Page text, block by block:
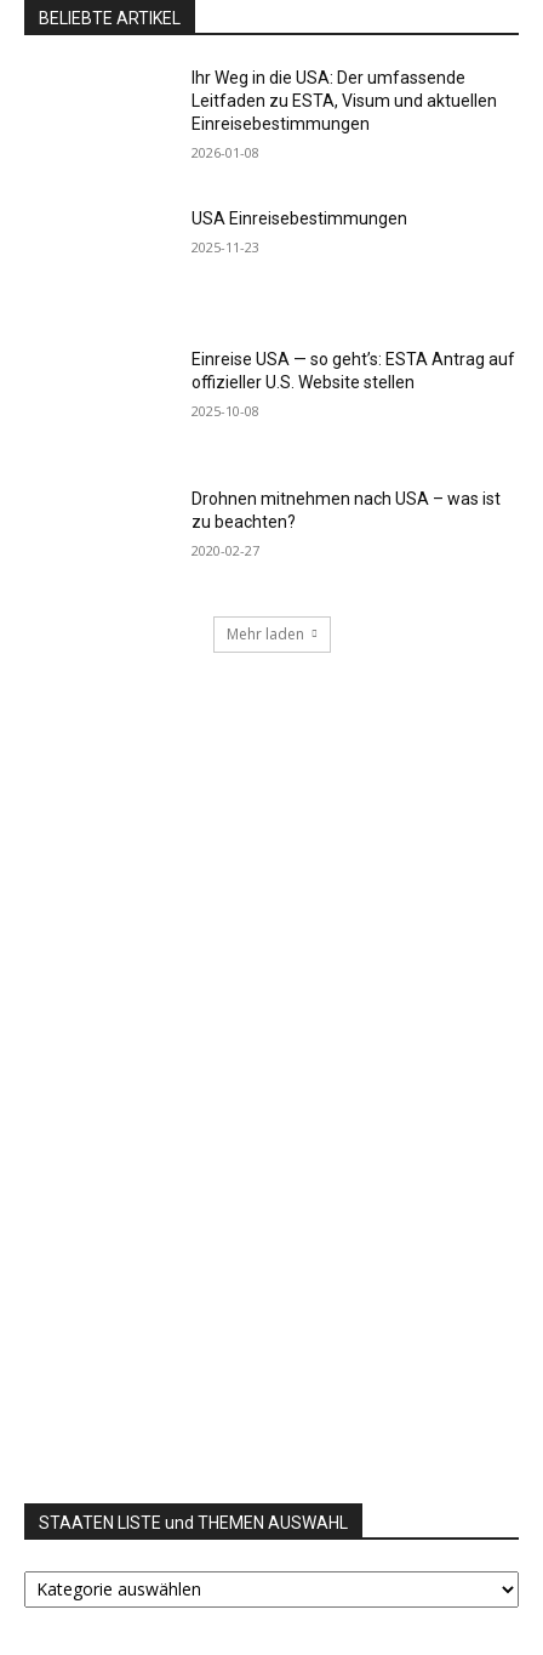
BELIEBTE ARTIKEL
Ihr Weg in die USA: Der umfassende
Leitfaden zu ESTA, Visum und aktuellen
Einreisebestimmungen
2026-01-08
USA Einreisebestimmungen
2025-11-23
Einreise USA — so geht’s: ESTA Antrag auf
offizieller U.S. Website stellen
2025-10-08
Drohnen mitnehmen nach USA – was ist
zu beachten?
2020-02-27
Mehr laden
STAATEN LISTE und THEMEN AUSWAHL
STAATEN
LISTE